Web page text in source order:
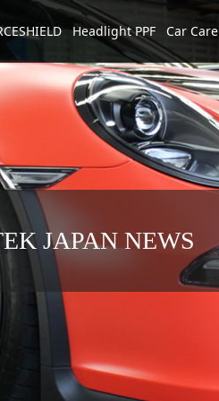
Headlight PPF Car Care
JAPAN NEWS